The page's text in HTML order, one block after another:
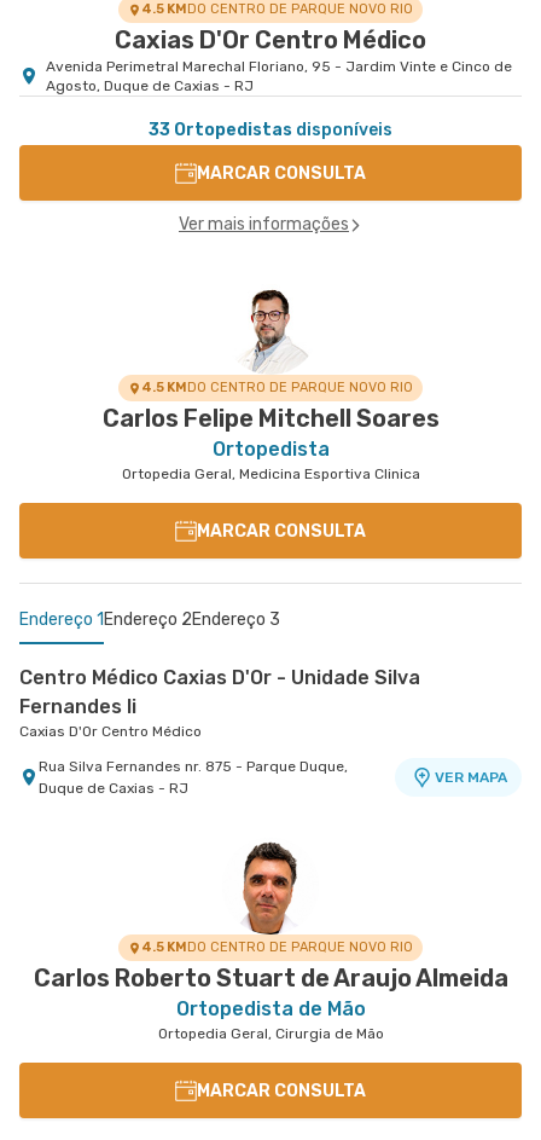
4.5 KMDO CENTRO DE PARQUE NOVO RIO
Caxias D'Or Centro Médico
Avenida Perimetral Marechal Floriano, 95 - Jardim Vinte e Cinco de
Agosto, Duque de Caxias - RJ
33 Ortopedistas disponíveis
MARCAR CONSULTA
Ver mais informações
4.5 KMDO CENTRO DE PARQUE NOVO RIO
Carlos Felipe Mitchell Soares
Ortopedista
Ortopedia Geral, Medicina Esportiva Clinica
MARCAR CONSULTA
Endereço 1 Endereço 2Endereço 3
Centro Médico Caxias D'Or - Unidade Silva
Fernandes Ii
Caxias D'Or Centro Médico
Rua Silva Fernandes nr. 875 - Parque Duque,
Duque de Caxias - RJ
VER MAPA
Rua da Gloria nr. 122 5° Andar - Gloria, Rio de
Rua Mariz e Barros nr. 550 - Icarai, Niteroi - RJ
4.5 KMDO CENTRO DE PARQUE NOVO RIO
Carlos Roberto Stuart de Araujo Almeida
Ortopedista de Mão
Ortopedia Geral, Cirurgia de Mão
MARCAR CONSULTA